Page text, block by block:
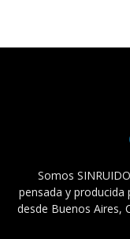
Somos
pensada y producida
desde Buenos Aires,